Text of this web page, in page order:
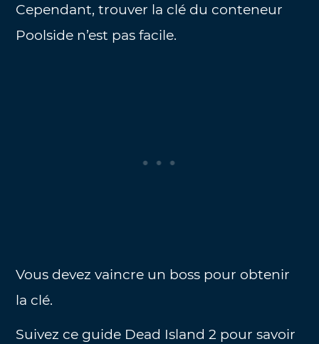
Cependant, trouver la clé du conteneur
Poolside n’est pas facile.
Vous devez vaincre un boss pour obtenir
la clé.
Suivez ce guide Dead Island 2 pour savoir